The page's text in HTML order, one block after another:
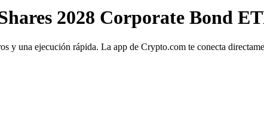
2028 Corporate Bond
una ejecución rápida. La app de Crypto.com te conecta